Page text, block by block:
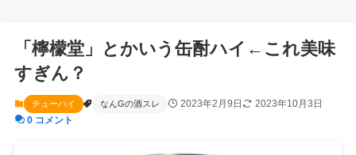
「檸檬堂」とかいう缶酎ハイ←これ美味
すぎん？
チューハイ なんGの酒スレ 2023年2月9日
2023年10月3日
0 コメント